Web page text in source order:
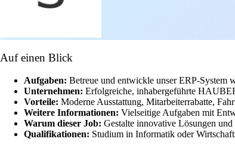
Auf einen Blick
Aufgaben: Betreue und entwickle unser ERP-System
Unternehmen: Erfolgreiche, inhabergeführte
Vorteile: Moderne Ausstattung, Mitarbeiterrabatte,
Weitere Informationen: Vielseitige Aufgaben mit
Warum dieser Job: Gestalte innovative Lösungen
Qualifikationen: Studium in Informatik oder